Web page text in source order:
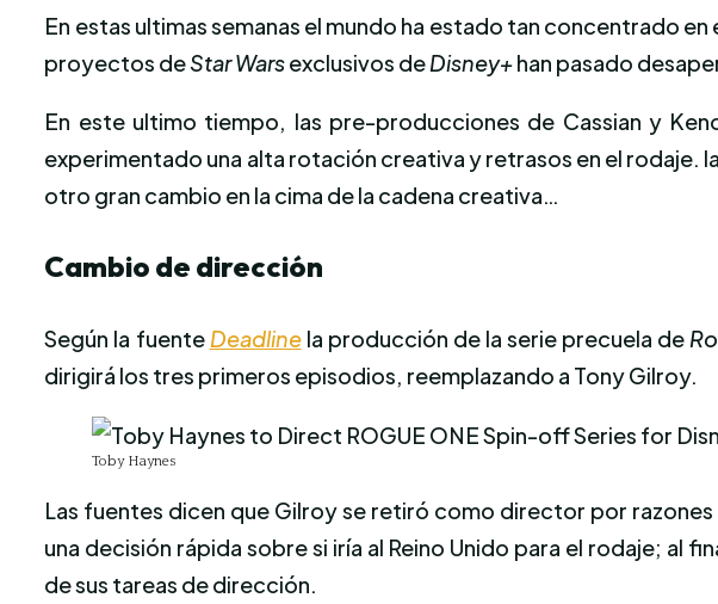
En estas ultimas semanas el mundo ha estado tan concentrado
proyectos deStar Warsexclusivos deDisney+han pasado
En este ultimo tiempo, las pre-producciones de Cassian y
experimentado una alta rotación creativa y retrasos en el rodaje.
otro gran cambio en la cima de la cadena creativa…
Cambio de dirección
Según la fuente Deadlinela producción de la serie precuela de
dirigirá los tres primeros episodios, reemplazando a Tony Gilroy.
Toby Haynes
Las fuentes dicen que Gilroy se retiró como director por
una decisión rápida sobre si iría al Reino Unido para el rodaje; al
de sus tareas de dirección.